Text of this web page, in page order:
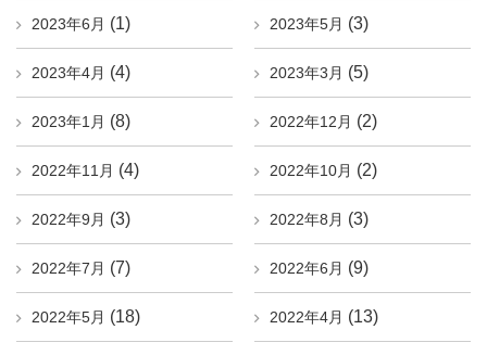
2023年6月 (1) 2023年5月 (3)
2023年4月 (4) 2023年3月 (5)
2023年1月 (8) 2022年12月 (2)
2022年11月 (4) 2022年10月 (2)
2022年9月 (3) 2022年8月 (3)
2022年7月 (7) 2022年6月 (9)
2022年5月 (18) 2022年4月 (13)